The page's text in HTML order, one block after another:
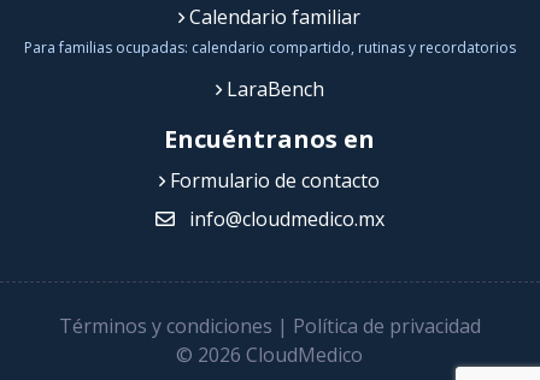
Calendario familiar
Para familias ocupadas: calendario compartido, rutinas y recordatorios
LaraBench
Encuéntranos en
Formulario de contacto
info@cloudmedico.mx
Términos y condiciones | Política de privacidad
© 2026 CloudMedico